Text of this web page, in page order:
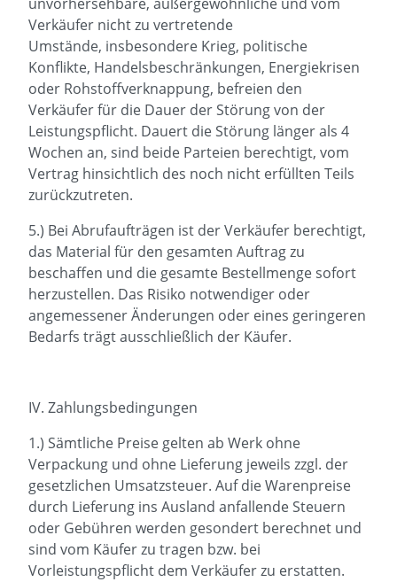
Verkäufer nicht zu vertretende
Umstände, insbesondere Krieg, politische
Konflikte, Handelsbeschränkungen, Energiekrisen
oder Rohstoffverknappung, befreien den
Verkäufer für die Dauer der Störung von der
Leistungspflicht. Dauert die Störung länger als 4
Wochen an, sind beide Parteien berechtigt, vom
Vertrag hinsichtlich des noch nicht erfüllten Teils
zurückzutreten.
5.) Bei Abrufaufträgen ist der Verkäufer berechtigt,
das Material für den gesamten Auftrag zu
beschaffen und die gesamte Bestellmenge sofort
herzustellen. Das Risiko notwendiger oder
angemessener Änderungen oder eines geringeren
Bedarfs trägt ausschließlich der Käufer.
IV. Zahlungsbedingungen
1.) Sämtliche Preise gelten ab Werk ohne
Verpackung und ohne Lieferung jeweils zzgl. der
gesetzlichen Umsatzsteuer. Auf die Warenpreise
durch Lieferung ins Ausland anfallende Steuern
oder Gebühren werden gesondert berechnet und
sind vom Käufer zu tragen bzw. bei
Vorleistungspflicht dem Verkäufer zu erstatten.